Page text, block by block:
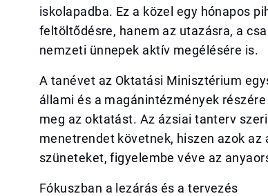
iskolapadba. Ez a közel egy hónapos
feltöltődésre, hanem az utazásra, a
nemzeti ünnepek aktív megélésére is.
A tanévet az Oktatási Minisztérium
állami és a magánintézmények
meg az oktatást. Az ázsiai tanterv
menetrendet követnek, hiszen azok
szüneteket, figyelembe véve az
Fókuszban a lezárás és a tervezés